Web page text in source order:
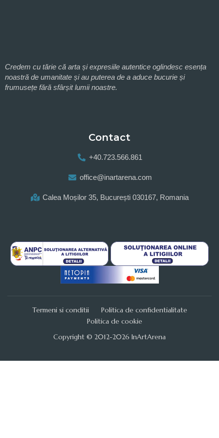
Credem cu tărie că arta și expresiile autentice oglindesc esența
noastră de umanitate și au puterea de a aduce bucurie și
frumusețe fără sfârșit lumii noastre.
Contact
+40.723.566.861
office@inartarena.com
Calea Moșilor 35, București 030167, Romania
Termeni si conditii
Politica de confidentialitate
Politica de cookie
Copyright © 2012-2026 InArtArena